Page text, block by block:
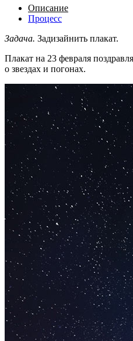
Описание
Процесс
Задача. Задизайнить плакат.
Плакат на 23 февраля
о звездах и погонах.